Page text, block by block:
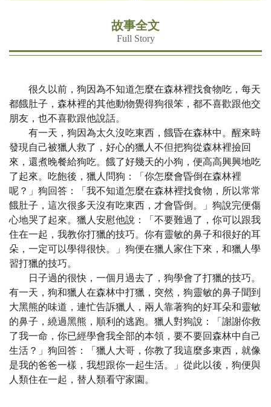
故事全文
Full Story
很久以前，狗因為不知道怎麼在森林裡找食物吃，每天
都餓肚子，森林裡的其他動物覺得狗很笨，都不喜歡跟他交
朋友，也不喜歡跟他說話。
有一天，狗因為太久沒吃東西，餓昏在森林中。醒來時
發現自己被獵人救了，好心的獵人不但把狗從森林裡撿回
來，還煮晚餐給狗吃。餓了好幾天的小狗，便高高興興地吃
了起來。吃飽後，獵人問狗：「你怎麼會昏倒在森林裡
呢？」狗回答：「我不知道怎麼在森林裡找食物，所以常常
餓肚子，這次很多天沒有吃東西，才會昏倒。」狗說完便傷
心地哭了起來。獵人安慰他說：「不要難過了，你可以跟我
住在一起，我教你打獵的技巧。你有靈敏的鼻子和很好的耳
朵，一定可以學得很快。」狗便在獵人家住下來，和獵人學
習打獵的技巧。
日子過的很快，一個月過去了，狗學會了打獵的技巧。
有一天，狗和獵人在森林中打獵，突然，狗靈敏的鼻子聞到
大黑熊的味道，連忙告訴獵人，兩人靠著狗的好耳朵和靈敏
的鼻子，繞過黑熊，順利的逃跑。獵人對狗說：「謝謝你救
了我一命，你已經學會我全部的本領，要不要回森林中自己
生活？」狗回答：「獵人大哥，你教了我這麼多東西，就像
是我的爸爸一樣，我想跟你一起生活。」從此以後，狗便與